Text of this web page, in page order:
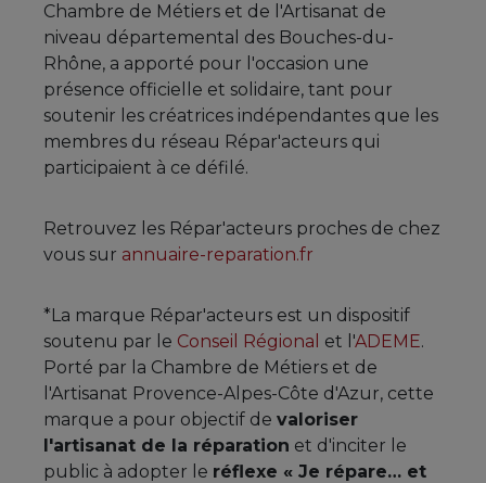
Chambre de Métiers et de l'Artisanat de
niveau départemental des Bouches-du-
Rhône, a apporté pour l'occasion une
présence officielle et solidaire, tant pour
soutenir les créatrices indépendantes que les
membres du réseau Répar'acteurs qui
participaient à ce défilé.
Retrouvez les Répar'acteurs proches de chez
vous sur annuaire-reparation.fr
*La marque Répar'acteurs est un dispositif
soutenu par le Conseil Régional et l'ADEME.
Porté par la Chambre de Métiers et de
l'Artisanat Provence-Alpes-Côte d'Azur, cette
marque a pour objectif de valoriser
l'artisanat de la réparation et d'inciter le
public à adopter le réflexe « Je répare… et